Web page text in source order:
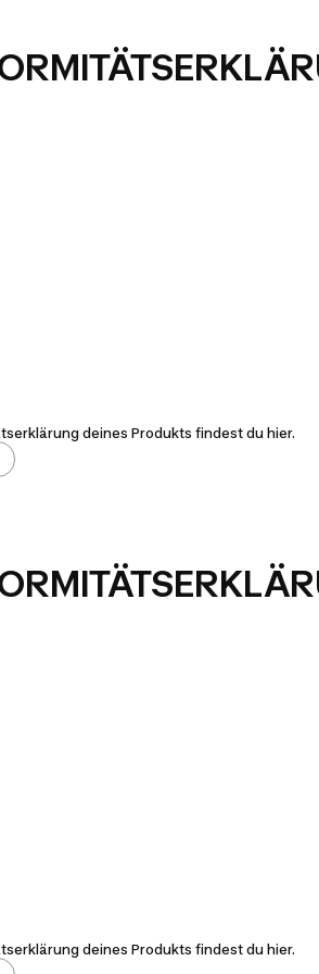
deines Produkts findest du hier.
deines Produkts findest du hier.